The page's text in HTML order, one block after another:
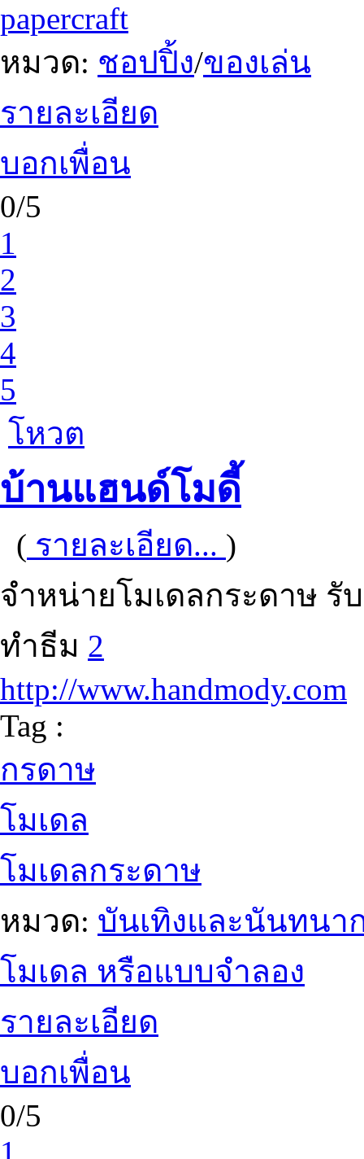
papercraft
หมวด: ชอปปิ้ง/ของเล่น
รายละเอียด
บอกเพื่อน
0/5
1
2
3
4
5
โหวต
บ้านแฮนด์โมดี้
( รายละเอียด... )
จำหน่ายโมเดลกระดาษ รั
ทำธีม 2
http://www.handmody.com
Tag :
กรดาษ
โมเดล
โมเดลกระดาษ
หมวด: บันเทิงและนันทนา
โมเดล หรือแบบจำลอง
รายละเอียด
บอกเพื่อน
0/5